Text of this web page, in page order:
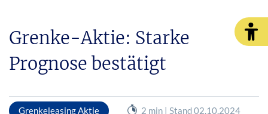
Grenke-Aktie: Starke
Prognose bestätigt
Grenkeleasing Aktie
2 min | Stand 02.10.2024